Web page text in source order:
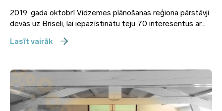
2019. gada oktobrī Vidzemes plānošanas reģiona pārstāvji
devās uz Briseli, lai iepazīstinātu teju 70 interesentus ar...
Lasīt vairāk